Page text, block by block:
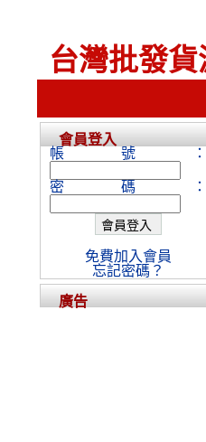
台灣批發貨
會員登入
帳號：
密碼：
免費加入會員
忘記密碼？
廣告